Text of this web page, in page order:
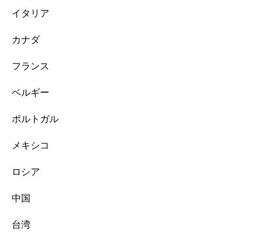
イタリア
カナダ
フランス
ベルギー
ポルトガル
メキシコ
ロシア
中国
台湾